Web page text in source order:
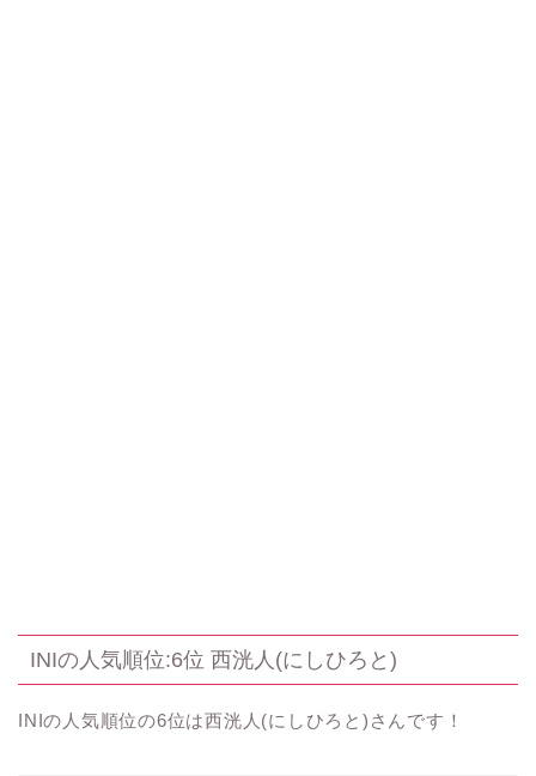
INIの人気順位:6位 西洸人(にしひろと)
INIの人気順位の6位は西洸人(にしひろと)さんです！